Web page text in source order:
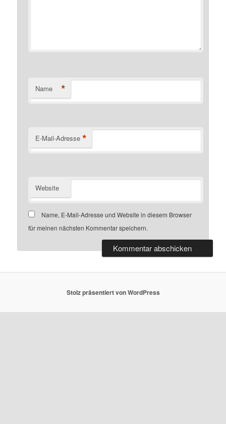
Name *
E-Mail-Adresse *
Website
Name, E-Mail-Adresse und Website in diesem Browser
für meinen nächsten Kommentar speichern.
Stolz präsentiert von WordPress